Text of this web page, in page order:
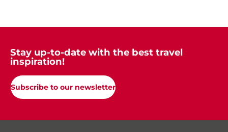
Stay up-to-date with the best travel
inspiration!
Subscribe to our newsletter